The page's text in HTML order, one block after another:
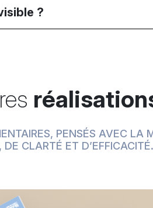
?
PENSÉS AVEC LA
DE CLARTÉ ET D’EFFICACITÉ.